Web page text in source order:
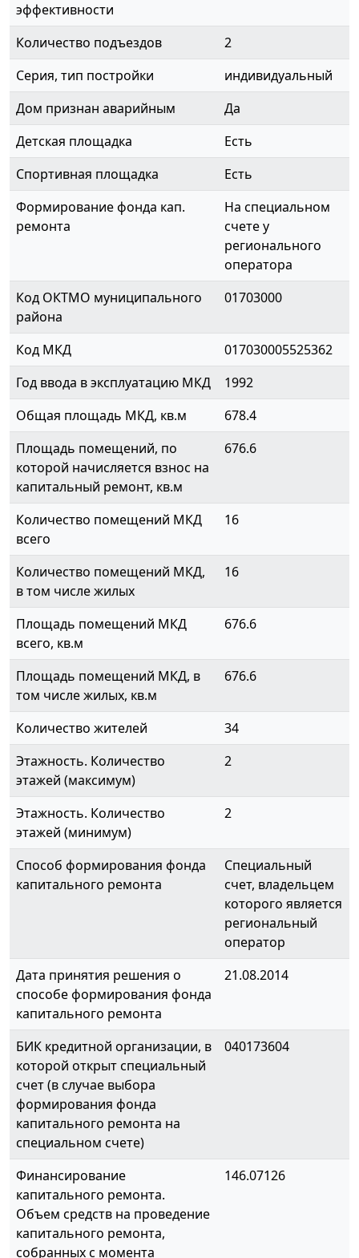
эффективности
Количество подъездов
2
Серия, тип постройки
индивидуальный
Дом признан аварийным
Да
Детская площадка
Есть
Спортивная площадка
Есть
Формирование фонда кап.
ремонта
На специальном
счете у
регионального
оператора
Код ОКТМО муниципального
района
01703000
Код МКД
017030005525362
Год ввода в эксплуатацию МКД
1992
Общая площадь МКД, кв.м
678.4
Площадь помещений, по
которой начисляется взнос на
капитальный ремонт, кв.м
676.6
Количество помещений МКД
всего
16
Количество помещений МКД,
в том числе жилых
16
Площадь помещений МКД
всего, кв.м
676.6
Площадь помещений МКД, в
том числе жилых, кв.м
676.6
Количество жителей
34
Этажность. Количество
этажей (максимум)
2
Этажность. Количество
этажей (минимум)
2
Способ формирования фонда
капитального ремонта
Специальный
счет, владельцем
которого является
региональный
оператор
Дата принятия решения о
способе формирования фонда
капитального ремонта
21.08.2014
БИК кредитной организации, в
которой открыт специальный
счет (в случае выбора
формирования фонда
капитального ремонта на
специальном счете)
040173604
Финансирование
капитального ремонта.
Объем средств на проведение
капитального ремонта,
собранных с момента
146.07126